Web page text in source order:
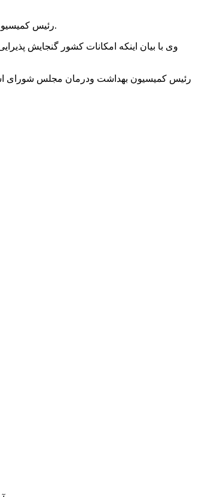
رئیس کمیسیون بهداشت و درمان مجلس با تاکید بر باز بودن پنجره جمعیتی کشور از سال ۱۳۸۵ و بسته شدن آن در سال ۱۴۲۵ گفت: باید از این فرصت طلایی استفاده کرد.